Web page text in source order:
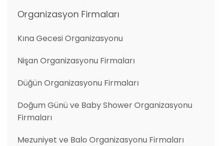
Organizasyon Firmaları
Kına Gecesi Organizasyonu
Nişan Organizasyonu Firmaları
Düğün Organizasyonu Firmaları
Doğum Günü ve Baby Shower Organizasyonu
Firmaları
Mezuniyet ve Balo Organizasyonu Firmaları